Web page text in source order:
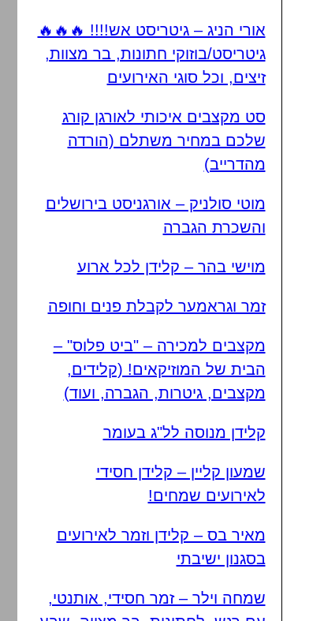
אורי הניג – גיטריסט אש!!!! 🔥🔥🔥
גיטריסט/בוזוקי חתונות, בר מצוות,
זיצים, וכל סוגי האירועים
סט מקצבים איכותי לאורגן קורג
שלכם במחיר משתלם (הורדה
מהדרייב)
מוטי סולניק – אורגניסט בירושלים
והשכרת הגברה
מוישי בהר – קלידן לכל ארוע
זמר וגראמער לקבלת פנים וחופה
מקצבים למכירה – "ביט פלוס" –
הבית של המוזיקאים! (קלידים,
מקצבים, גיטרות, הגברה, ועוד)
קלידן מנוסה לל"ג בעומר
שמעון קליין – קלידן חסידי
לאירועים שמחים!
מאיר בס – קלידן וזמר לאירועים
בסגנון ישיבתי
שמחה וילר – זמר חסידי, אותנטי,